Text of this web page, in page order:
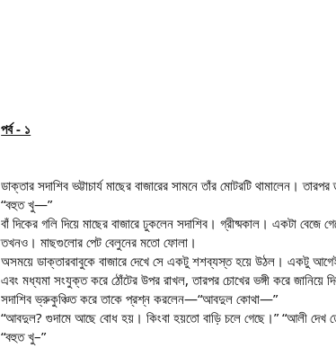
পর্ব - ১
ডাক্তার সদাশিব ভট্টাচার্য মাছের বাজারের সামনে তাঁর মোটরটি থামালেন।
“বহুত খু—”
বাঁ দিকের গলি দিয়ে মাছের বাজারে ঢুকলেন সদাশিব। গ্রীষ্মকাল। একটা
তখনও। মাছগুলোর পেট বেলুনের মতো ফোলা।
অসময়ে ডাক্তারবাবুকে বাজারে দেখে সে একটু শশব্যস্ত হয়ে উঠল। একটু
এবং মধ্যমা সংযুক্ত করে ঠোঁটের উপর রাখল, তারপর চোখের ভঙ্গী করে জানিয়ে
সদাশিব ভ্রুকুঞ্চিত করে তাকে প্রশ্ন করলেন—“আবদুল কোথা—”
“আবদুল? গুদামে আছে বোধ হয়। কিংবা হয়তো বাড়ি চলে গেছে।” “আলী
“বহুত খু–”